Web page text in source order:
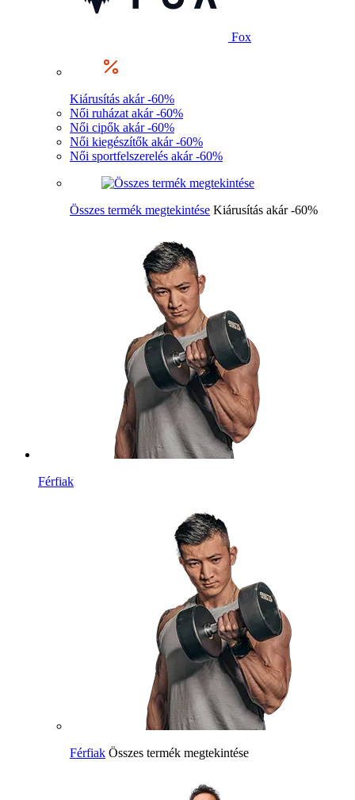
Fox
Kiárusítás akár -60%
Női ruházat akár -60%
Női cipők akár -60%
Női kiegészítők akár -60%
Női sportfelszerelés akár -60%
Összes termék megtekintése Kiárusítás akár -60%
Férfiak
Férfiak Összes termék megtekintése